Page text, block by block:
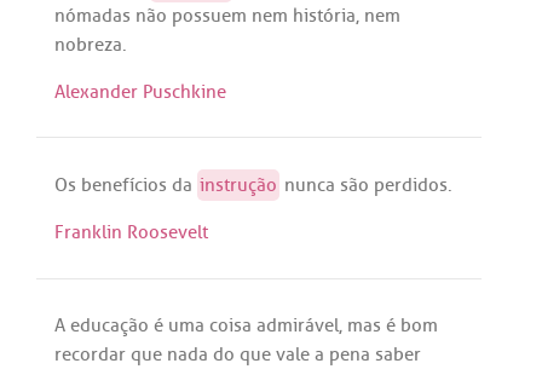
nómadas não possuem nem história, nem
nobreza.
Alexander Puschkine
Os benefícios da instrução nunca são perdidos.
Franklin Roosevelt
A educação é uma coisa admirável, mas é bom
recordar que nada do que vale a pena saber